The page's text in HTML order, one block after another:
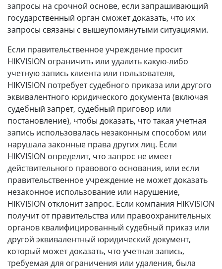
запросы на срочной основе, если запрашивающий
государственный орган сможет доказать, что их
запросы связаны с вышеупомянутыми ситуациями.
Если правительственное учреждение просит
HIKVISION ограничить или удалить какую-либо
учетную запись клиента или пользователя,
HIKVISION потребует судебного приказа или другого
эквивалентного юридического документа (включая
судебный запрет, судебный приговор или
постановление), чтобы доказать, что такая учетная
запись использовалась незаконным способом или
нарушала законные права других лиц. Если
HIKVISION определит, что запрос не имеет
действительного правового основания, или если
правительственное учреждение не может доказать
незаконное использование или нарушение,
HIKVISION отклонит запрос. Если компания HIKVISION
получит от правительства или правоохранительных
органов квалифицированный судебный приказ или
другой эквивалентный юридический документ,
который может доказать, что учетная запись,
требуемая для ограничения или удаления, была